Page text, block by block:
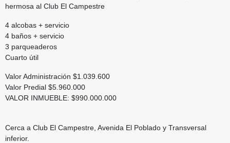
hermosa al Club El Campestre
4 alcobas + servicio
4 baños + servicio
3 parqueaderos
Cuarto útil
Valor Administración $1.039.600
Valor Predial $5.960.000
VALOR INMUEBLE: $990.000.000
Cerca a Club El Campestre, Avenida El Poblado y Transversal
inferior.